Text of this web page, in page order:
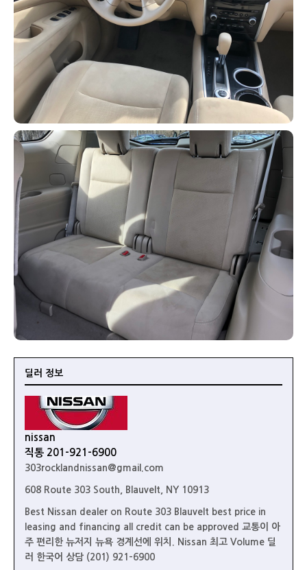
딜러 정보
nissan
직통 201-921-6900
303rocklandnissan@gmail.com
608 Route 303 South, Blauvelt, NY 10913
Best Nissan dealer on Route 303 Blauvelt best price in
leasing and financing all credit can be approved 교통이 아
주 편리한 뉴저지 뉴욕 경계선에 위치. Nissan 최고 Volume 딜
러 한국어 상담 (201) 921-6900